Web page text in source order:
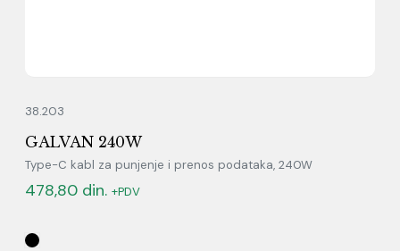
38.203
GALVAN 240W
Type-C kabl za punjenje i prenos podataka, 240W
478,80 din. +PDV